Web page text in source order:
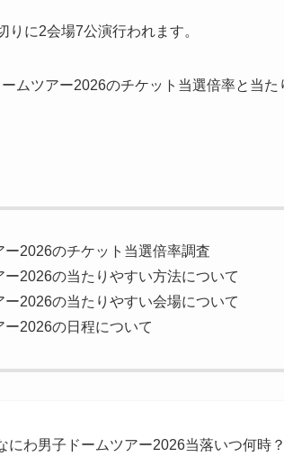
りに2会場7公演行われます。
ムツアー2026のチケット当選倍率と当
ー2026のチケット当選倍率調査
ー2026の当たりやすい方法について
ー2026の当たりやすい会場について
ー2026の日程について
にわ男子ドームツアー2026当落いつ何時